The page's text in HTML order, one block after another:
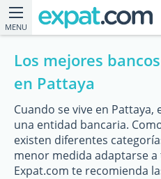
MENU
Los mejores
en Pattaya
Cuando se vive en
una entidad bancaria.
existen diferentes
menor medida adaptarse a
Expat.com te recomienda